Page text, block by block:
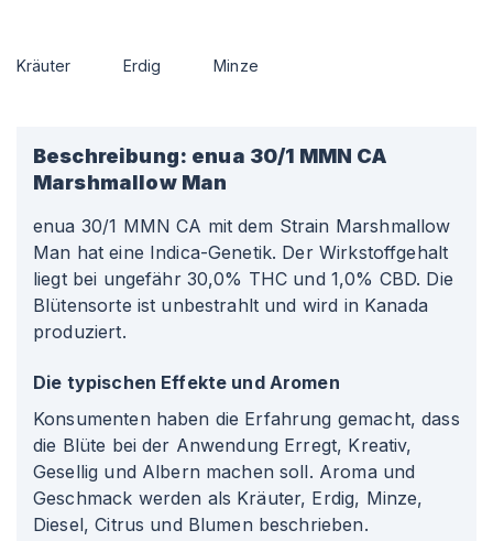
Kräuter Erdig Minze
Beschreibung: enua 30/1 MMN CA
Marshmallow Man
enua 30/1 MMN CA mit dem Strain Marshmallow
Man hat eine Indica-Genetik. Der Wirkstoffgehalt
liegt bei ungefähr 30,0% THC und 1,0% CBD. Die
Blütensorte ist unbestrahlt und wird in Kanada
produziert.
Die typischen Effekte und Aromen
Konsumenten haben die Erfahrung gemacht, dass
die Blüte bei der Anwendung Erregt, Kreativ,
Gesellig und Albern machen soll. Aroma und
Geschmack werden als Kräuter, Erdig, Minze,
Diesel, Citrus und Blumen beschrieben.